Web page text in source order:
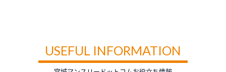
USEFUL INFORMATION